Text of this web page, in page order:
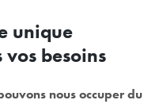
unique
besoins
nous occuper du